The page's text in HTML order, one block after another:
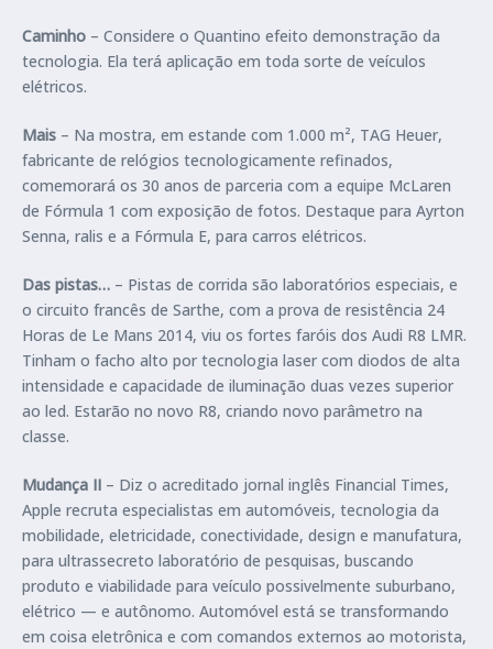
Caminho – Considere o Quantino efeito demonstração da
tecnologia. Ela terá aplicação em toda sorte de veículos
elétricos.
Mais – Na mostra, em estande com 1.000 m², TAG Heuer,
fabricante de relógios tecnologicamente refinados,
comemorará os 30 anos de parceria com a equipe McLaren
de Fórmula 1 com exposição de fotos. Destaque para Ayrton
Senna, ralis e a Fórmula E, para carros elétricos.
Das pistas… – Pistas de corrida são laboratórios especiais, e
o circuito francês de Sarthe, com a prova de resistência 24
Horas de Le Mans 2014, viu os fortes faróis dos Audi R8 LMR.
Tinham o facho alto por tecnologia laser com diodos de alta
intensidade e capacidade de iluminação duas vezes superior
ao led. Estarão no novo R8, criando novo parâmetro na
classe.
Mudança II – Diz o acreditado jornal inglês Financial Times,
Apple recruta especialistas em automóveis, tecnologia da
mobilidade, eletricidade, conectividade, design e manufatura,
para ultrassecreto laboratório de pesquisas, buscando
produto e viabilidade para veículo possivelmente suburbano,
elétrico — e autônomo. Automóvel está se transformando
em coisa eletrônica e com comandos externos ao motorista,